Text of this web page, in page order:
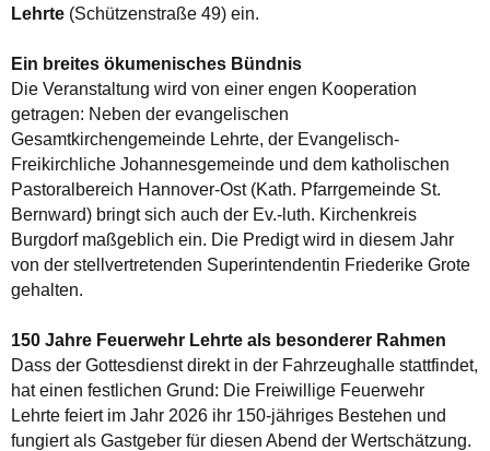
Lehrte (Schützenstraße 49) ein.
Ein breites ökumenisches Bündnis
Die Veranstaltung wird von einer engen Kooperation
getragen: Neben der evangelischen
Gesamtkirchengemeinde Lehrte, der Evangelisch-
Freikirchliche Johannesgemeinde und dem katholischen
Pastoralbereich Hannover-Ost (Kath. Pfarrgemeinde St.
Bernward) bringt sich auch der Ev.-luth. Kirchenkreis
Burgdorf maßgeblich ein. Die Predigt wird in diesem Jahr
von der stellvertretenden Superintendentin Friederike Grote
gehalten.
150 Jahre Feuerwehr Lehrte als besonderer Rahmen
Dass der Gottesdienst direkt in der Fahrzeughalle stattfindet,
hat einen festlichen Grund: Die Freiwillige Feuerwehr
Lehrte feiert im Jahr 2026 ihr 150-jähriges Bestehen und
fungiert als Gastgeber für diesen Abend der Wertschätzung.